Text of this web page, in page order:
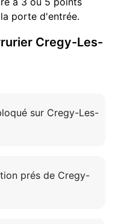
porte d'entrée.
Cregy-Les-
sur Cregy-Les-
prés de Cregy-